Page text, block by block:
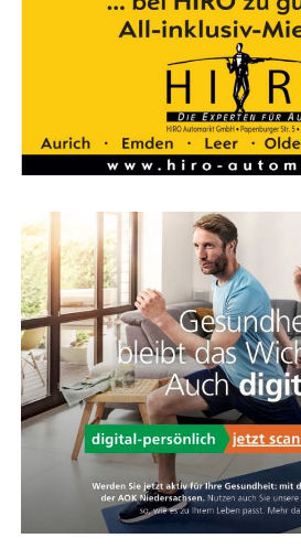
tung ihrer Wahl­kreis­bü­ros,
funk- und Festnetzverträge.
Auch die Tele­fon­kos­ten, die im
kön­nen aus die­sen Mit­teln
Hin­zu kom­men255,65 Eurofür
Jeder Abge­ord­ne­te kann selbst
ent­schei­den. Endet die
res oder schei­det der Abge­ord­ne­te
aus dem Bun­des­tag aus, so kann
trag auch nur antei­lig verfügen.
Kos­ten­pau­scha­le
Die steu­er­freie Kos­ten­pau­scha­le
soll die durch die Aus­übung des
Auf­wen­dun­gen abde­cken. Hier­zu
die Ein­rich­tung und Unter­hal­tung